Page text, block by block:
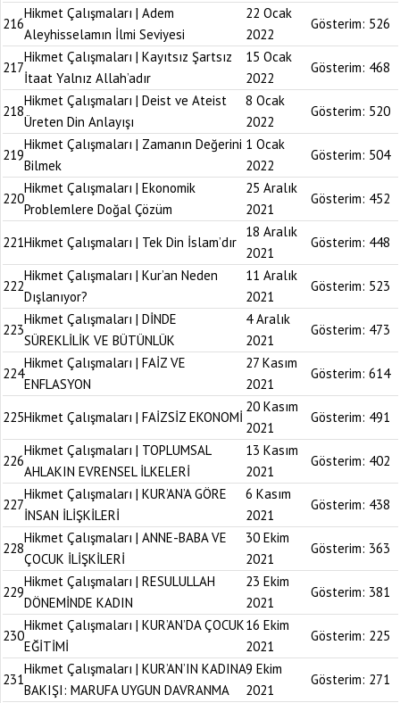
216
Hikmet Çalışmaları | Adem
Aleyhisselamın İlmi Seviyesi
22 Ocak
2022
Gösterim: 526
217
Hikmet Çalışmaları | Kayıtsız Şartsız
İtaat Yalnız Allah’adır
15 Ocak
2022
Gösterim: 468
218
Hikmet Çalışmaları | Deist ve Ateist
Üreten Din Anlayışı
8 Ocak
2022
Gösterim: 520
219
Hikmet Çalışmaları | Zamanın Değerini
Bilmek
1 Ocak
2022
Gösterim: 504
220
Hikmet Çalışmaları | Ekonomik
Problemlere Doğal Çözüm
25 Aralık
2021
Gösterim: 452
221Hikmet Çalışmaları | Tek Din İslam’dır
18 Aralık
2021
Gösterim: 448
222
Hikmet Çalışmaları | Kur’an Neden
Dışlanıyor?
11 Aralık
2021
Gösterim: 523
223
Hikmet Çalışmaları | DİNDE
SÜREKLİLİK VE BÜTÜNLÜK
4 Aralık
2021
Gösterim: 473
224
Hikmet Çalışmaları | FAİZ VE
ENFLASYON
27 Kasım
2021
Gösterim: 614
225Hikmet Çalışmaları | FAİZSİZ EKONOMİ
20 Kasım
2021
Gösterim: 491
226
Hikmet Çalışmaları | TOPLUMSAL
AHLAKIN EVRENSEL İLKELERİ
13 Kasım
2021
Gösterim: 402
227
Hikmet Çalışmaları | KUR’AN’A GÖRE
İNSAN İLİŞKİLERİ
6 Kasım
2021
Gösterim: 438
228
Hikmet Çalışmaları | ANNE-BABA VE
ÇOCUK İLİŞKİLERİ
30 Ekim
2021
Gösterim: 363
229
Hikmet Çalışmaları | RESULULLAH
DÖNEMİNDE KADIN
23 Ekim
2021
Gösterim: 381
230
Hikmet Çalışmaları | KUR’AN’DA ÇOCUK
EĞİTİMİ
16 Ekim
2021
Gösterim: 225
231
Hikmet Çalışmaları | KUR’AN’IN KADINA
BAKIŞI: MARUFA UYGUN DAVRANMA
9 Ekim
2021
Gösterim: 271